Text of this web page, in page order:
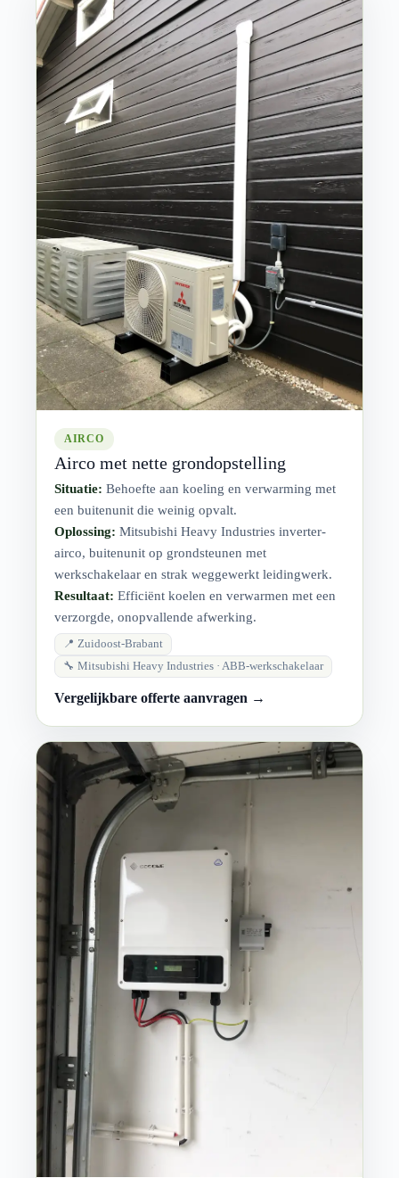
AIRCO
Airco met nette grondopstelling
Situatie: Behoefte aan koeling en verwarming met
een buitenunit die weinig opvalt.
Oplossing: Mitsubishi Heavy Industries inverter-
airco, buitenunit op grondsteunen met
werkschakelaar en strak weggewerkt leidingwerk.
Resultaat: Efficiënt koelen en verwarmen met een
verzorgde, onopvallende afwerking.
📍 Zuidoost-Brabant
🔧 Mitsubishi Heavy Industries · ABB-werkschakelaar
Vergelijkbare offerte aanvragen →